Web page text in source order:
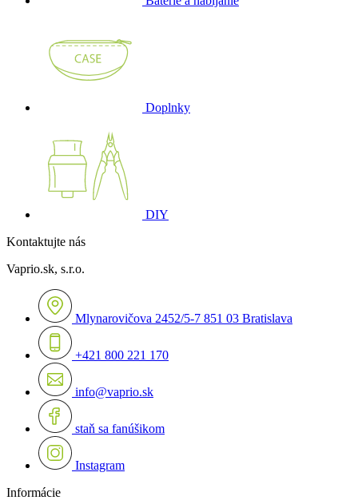
Doplnky
DIY
Kontaktujte nás
Vaprio.sk, s.r.o.
Mlynarovičova 2452/5-7 851 03 Bratislava
+421 800 221 170
info@vaprio.sk
staň sa fanúšikom
Instagram
Informácie